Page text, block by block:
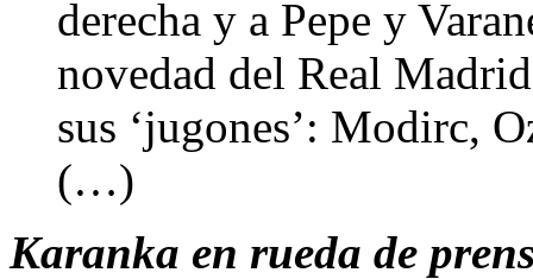
derecha y a Pepe y
novedad del Real
sus ‘jugones’: Modirc,
(…)
Karanka en rueda de